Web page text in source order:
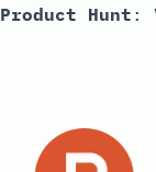
Product Hunt :